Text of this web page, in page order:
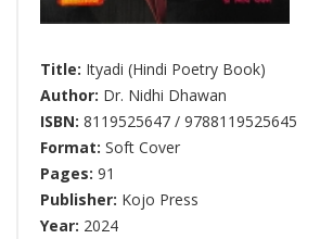
Title: Ityadi (Hindi Poetry Book)
Author: Dr. Nidhi Dhawan
ISBN: 8119525647 / 9788119525645
Format: Soft Cover
Pages: 91
Publisher: Kojo Press
Year: 2024